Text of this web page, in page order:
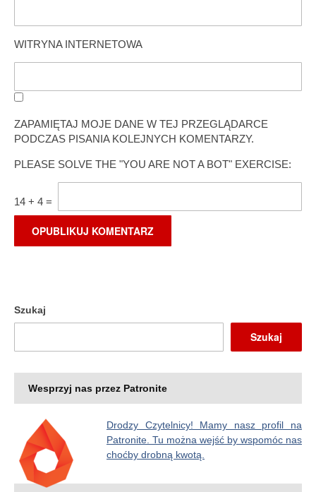
WITRYNA INTERNETOWA
ZAPAMIĘTAJ MOJE DANE W TEJ PRZEGLĄDARCE
PODCZAS PISANIA KOLEJNYCH KOMENTARZY.
PLEASE SOLVE THE "YOU ARE NOT A BOT" EXERCISE:
14 + 4 =
Szukaj
Szukaj
Wesprzyj nas przez Patronite
Drodzy Czytelnicy! Mamy nasz profil na
Patronite. Tu można wejść by wspomóc nas
choćby drobną kwotą.